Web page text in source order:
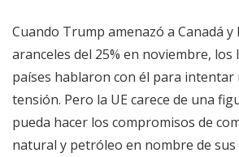
Cuando Trump amenazó a Canadá y
aranceles del 25% en noviembre, los
países hablaron con él para
tensión. Pero la UE carece de una
pueda hacer los compromisos de
natural y petróleo en nombre de sus